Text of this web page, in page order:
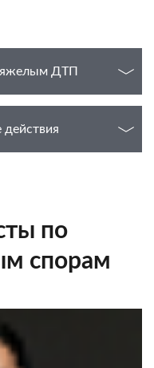
ДТП
по
спорам